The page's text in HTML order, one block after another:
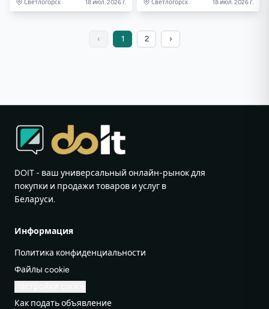
Светлогорск 18 июл. 2026 г. Светлогорск 18 июл. 2026 г.
‹ 1 2 ›
DOIT - ваш универсальный онлайн-рынок для
покупки и продажи товаров и услуг в
Беларуси.
Информация
Политика конфиденциальности
Файлы cookie
Как подать объявление